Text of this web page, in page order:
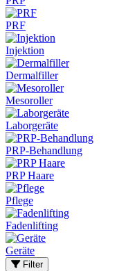
PRF
Injektion
Dermalfiller
Mesoroller
Laborgeräte
PRP-Behandlung
PRP Haare
Pflege
Fadenlifting
Geräte
Filter